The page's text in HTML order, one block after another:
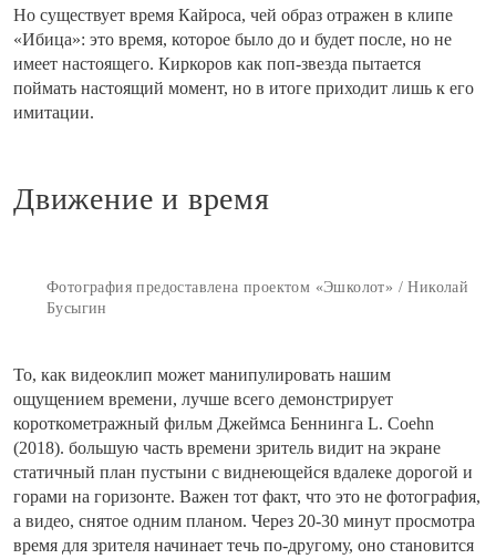
Но существует время Кайроса, чей образ отражен в клипе
«Ибица»: это время, которое было до и будет после, но не
имеет настоящего. Киркоров как поп-звезда пытается
поймать настоящий момент, но в итоге приходит лишь к его
имитации.
Движение и время
Фотография предоставлена проектом «Эшколот» / Николай
Бусыгин
То, как видеоклип может манипулировать нашим
ощущением времени, лучше всего демонстрирует
короткометражный фильм Джеймса Беннинга L. Coehn
(2018). большую часть времени зритель видит на экране
статичный план пустыни с виднеющейся вдалеке дорогой и
горами на горизонте. Важен тот факт, что это не фотография,
а видео, снятое одним планом. Через 20-30 минут просмотра
время для зрителя начинает течь по-другому, оно становится